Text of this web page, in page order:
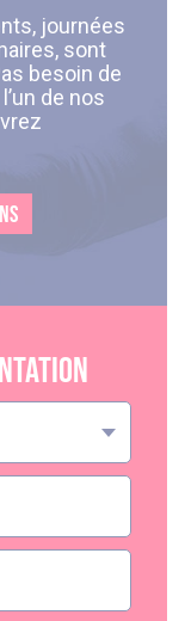
journées
sont
besoin de
de nos